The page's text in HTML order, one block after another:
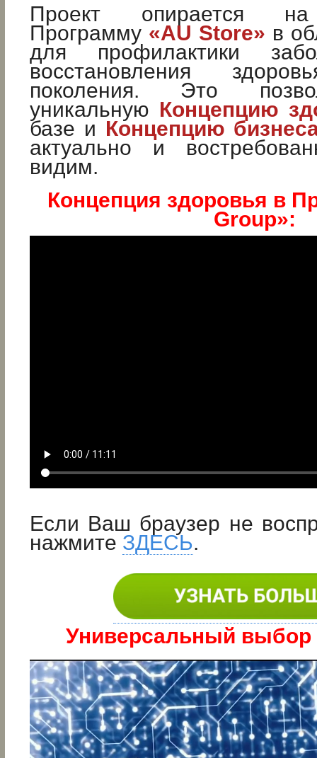
Проект опирается на
Программу «AU Store» в
для профилактики
восстановления
поколения. Это
уникальную Концепцию
базе и Концепцию
актуально и
видим.
Концепция здоровья в
Group»:
Если Ваш браузер не
нажмите ЗДЕСЬ.
Универсальный выбор